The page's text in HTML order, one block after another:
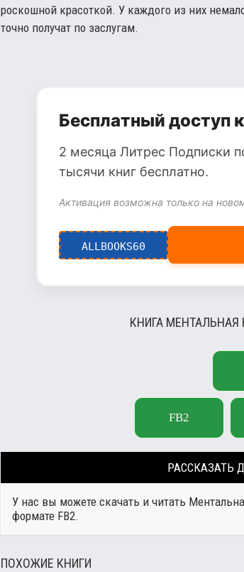
роскошной красоткой. У каждого из них
точно получат по заслугам.
Бесплатный доступ
2 месяца Литрес Подписки
тысячи книг бесплатно.
Активация возможна только на
ALLBOOKS60
КНИГА МЕНТАЛЬНАЯ
FB2
РАССКАЗАТЬ
У нас вы можете скачать и читать
формате FB2.
ПОХОЖИЕ КНИГИ